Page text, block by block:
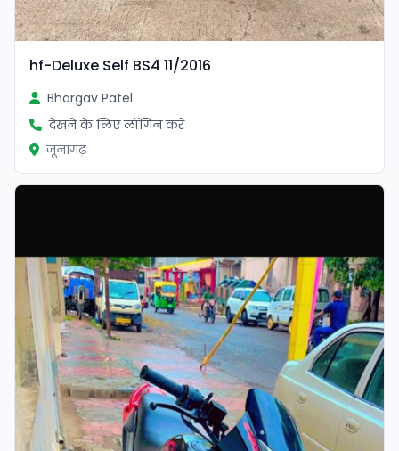
hf-Deluxe Self BS4 11/2016
Bhargav Patel
देखने के लिए लॉगिन करें
जूनागढ़